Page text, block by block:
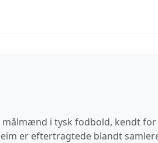
målmænd i tysk fodbold, kendt
er eftertragtede blandt